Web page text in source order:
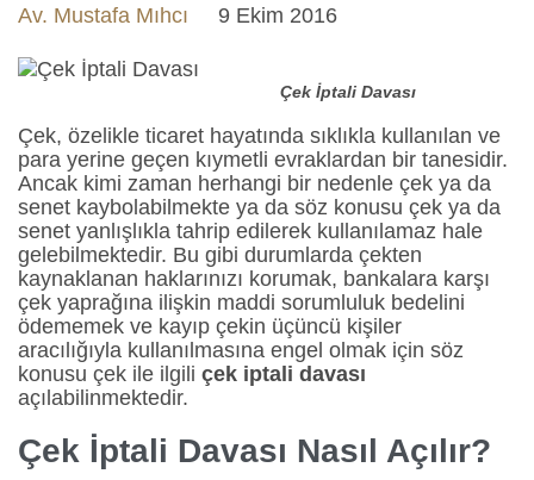
Av. Mustafa Mıhcı 9 Ekim 2016
Çek İptali Davası
Çek, özelikle ticaret hayatında sıklıkla kullanılan ve
para yerine geçen kıymetli evraklardan bir tanesidir.
Ancak kimi zaman herhangi bir nedenle çek ya da
senet kaybolabilmekte ya da söz konusu çek ya da
senet yanlışlıkla tahrip edilerek kullanılamaz hale
gelebilmektedir. Bu gibi durumlarda çekten
kaynaklanan haklarınızı korumak, bankalara karşı
çek yaprağına ilişkin maddi sorumluluk bedelini
ödememek ve kayıp çekin üçüncü kişiler
aracılığıyla kullanılmasına engel olmak için söz
konusu çek ile ilgili çek iptali davası
açılabilinmektedir.
Çek İptali Davası Nasıl Açılır?